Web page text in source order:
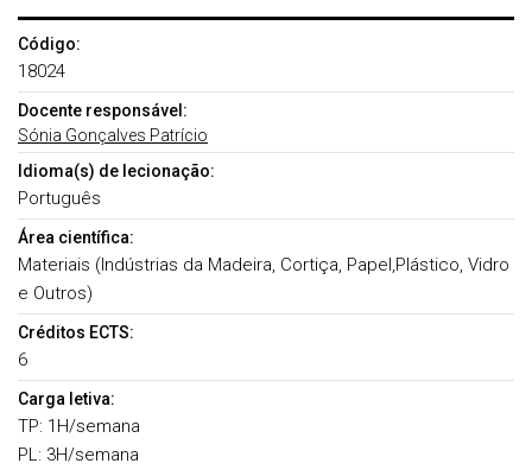
Código:
18024
Docente responsável:
Sónia Gonçalves Patrício
Idioma(s) de lecionação:
Português
Área científica:
Materiais (Indústrias da Madeira, Cortiça, Papel,Plástico, Vidro
e Outros)
Créditos ECTS:
6
Carga letiva:
TP: 1H/semana
PL: 3H/semana